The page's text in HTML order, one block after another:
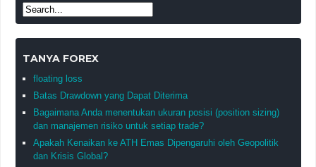
TANYA FOREX
floating loss
Batas Drawdown yang Dapat Diterima
Bagaimana Anda menentukan ukuran posisi (position sizing)
dan manajemen risiko untuk setiap trade?
Apakah Kenaikan ke ATH Emas Dipengaruhi oleh Geopolitik
dan Krisis Global?